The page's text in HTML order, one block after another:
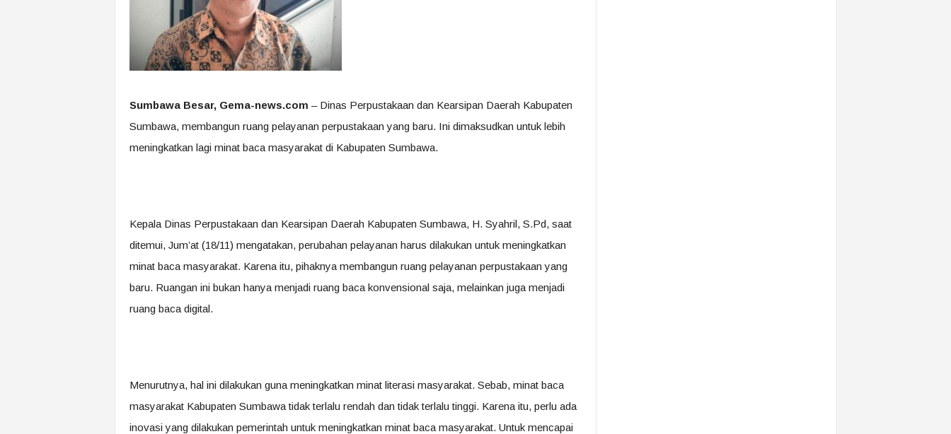
Sumbawa Besar, Gema-news.com – Dinas Perpustakaan dan Kearsipan Daerah Kabupaten
Sumbawa, membangun ruang pelayanan perpustakaan yang baru. Ini dimaksudkan untuk lebih
meningkatkan lagi minat baca masyarakat di Kabupaten Sumbawa.
Kepala Dinas Perpustakaan dan Kearsipan Daerah Kabupaten Sumbawa, H. Syahril, S.Pd, saat
ditemui, Jum’at (18/11) mengatakan, perubahan pelayanan harus dilakukan untuk meningkatkan
minat baca masyarakat. Karena itu, pihaknya membangun ruang pelayanan perpustakaan yang
baru. Ruangan ini bukan hanya menjadi ruang baca konvensional saja, melainkan juga menjadi
ruang baca digital.
Menurutnya, hal ini dilakukan guna meningkatkan minat literasi masyarakat. Sebab, minat baca
masyarakat Kabupaten Sumbawa tidak terlalu rendah dan tidak terlalu tinggi. Karena itu, perlu ada
inovasi yang dilakukan pemerintah untuk meningkatkan minat baca masyarakat. Untuk mencapai